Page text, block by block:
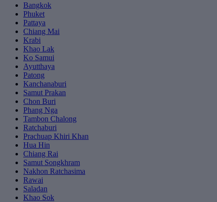
Bangkok
Phuket
Pattaya
Chiang Mai
Krabi
Khao Lak
Ko Samui
Ayutthaya
Patong
Kanchanaburi
Samut Prakan
Chon Buri
Phang Nga
Tambon Chalong
Ratchaburi
Prachuap Khiri Khan
Hua Hin
Chiang Rai
Samut Songkhram
Nakhon Ratchasima
Rawai
Saladan
Khao Sok